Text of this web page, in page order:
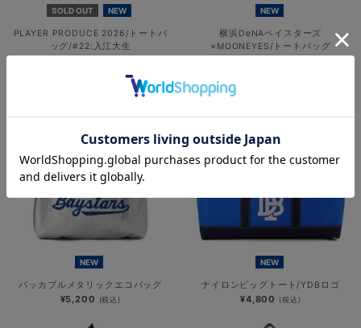
SOLD OUT NEW
PLAYER PRODUCE 2026/トートバ
ッグ/#22:入江大生
NEW
横浜DeNAベイスターズ
×MOONEYES/トートバッグ
NEW
パッカブルメタリックエコバッグ
¥5,200 (税込)
NEW
ナイロンビッグトート/YDBロゴ
¥4,800 (税込)